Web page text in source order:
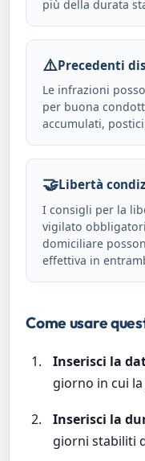
più della durata
⚠️Precedenti
Le infrazioni
per buona
accumulati,
🤝Libertà
I consigli per la
vigilato
domiciliare
effettiva in
Come usare
Inserisci la
giorno in cui
Inserisci la
giorni stabiliti